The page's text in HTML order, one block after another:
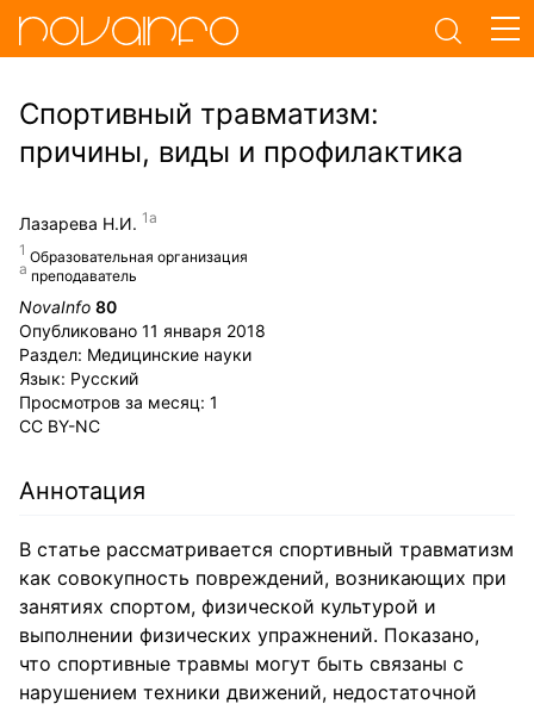
Спортивный травматизм:
причины, виды и профилактика
Лазарева Н.И.
Образовательная организация
преподаватель
NovaInfo 80
Опубликовано 11 января 2018
Раздел: Медицинские науки
Язык: Русский
Просмотров за месяц: 1
CC BY-NC
Аннотация
В статье рассматривается спортивный травматизм
как совокупность повреждений, возникающих при
занятиях спортом, физической культурой и
выполнении физических упражнений. Показано,
что спортивные травмы могут быть связаны с
нарушением техники движений, недостаточной